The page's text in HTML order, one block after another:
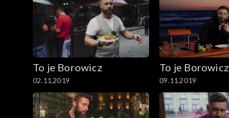
To je Borowicz
02.11.2019
To je Borowicz
09.11.2019